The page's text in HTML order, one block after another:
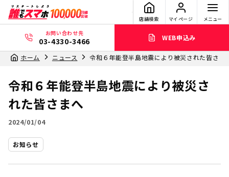
店舗検索 マイページ メニュー
お問い合わせ先
03-4330-3466 WEB申込み
ホーム ニュース 令和６年能登半島地震により被災された皆さま
令和６年能登半島地震により被災さ
れた皆さまへ
2024/01/04
お知らせ